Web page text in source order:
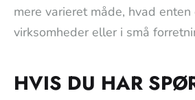
mere varieret måde, hvad
virksomheder eller i små
HVIS DU HAR